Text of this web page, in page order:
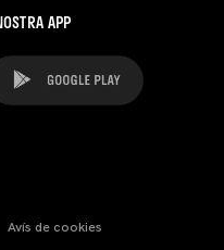
APP
Avís de cookies